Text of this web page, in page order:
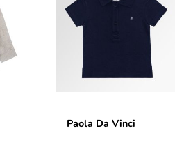
Paola Da Vinci